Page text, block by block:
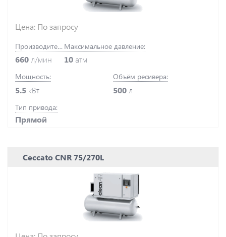
Цена: По запросу
Производительность:
660л/мин
Максимальное давление:
10 атм
Мощность:
5.5 кВт
Объём ресивера:
500 л
Тип привода:
Прямой
Ceccato CNR 75/270L